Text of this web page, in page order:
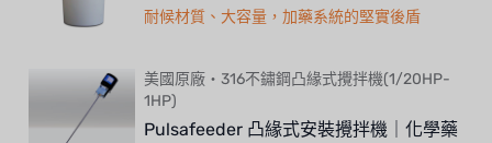
耐候材質、大容量，加藥系統的堅實後盾
美國原廠・316不鏽鋼凸緣式攪拌機(1/20HP-
1HP)
Pulsafeeder 凸緣式安裝攪拌機｜化學藥